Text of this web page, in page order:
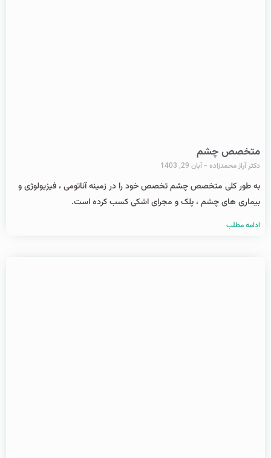
متخصص چشم
دکتر آراز محمدزاده آبان 29, 1403
به طور کلی متخصص چشم تخصص خود را در زمینه آناتومی ، فیزیولوژی و
بیماری های چشم ، پلک و مجرای اشکی کسب کرده است.
ادامه مطلب